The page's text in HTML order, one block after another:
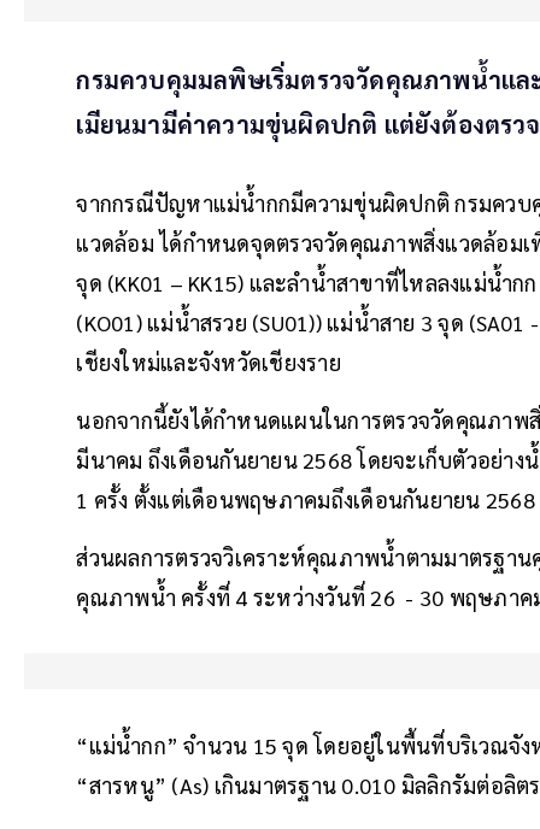
กรมควบคุมมลพิษเริ่มตรวจวัดคุณภาพน้ำแ
เมียนมามีค่าความขุ่นผิดปกติ แต่ยังต้องตรว
จากกรณีปัญหาแม่น้ำกกมีความขุ่นผิดปกติ กรมควบ
แวดล้อม ได้กำหนดจุดตรวจวัดคุณภาพสิ่งแวดล้อม
จุด (KK01 – KK15) และลำน้ำสาขาที่ไหลลงแม่น้ำ
(KO01) แม่น้ำสรวย (SU01)) แม่น้ำสาย 3 จุด
เชียงใหม่และจังหวัดเชียงราย
นอกจากนี้ยังได้กำหนดแผนในการตรวจวัดคุณภาพ
มีนาคม ถึงเดือนกันยายน 2568 โดยจะเก็บตัวอย่า
1 ครั้ง ตั้งแต่เดือนพฤษภาคมถึงเดือนกันยายน 2568
ส่วนผลการตรวจวิเคราะห์คุณภาพน้ำตามมาตรฐา
คุณภาพน้ำ ครั้งที่ 4 ระหว่างวันที่ 26 - 30 พฤษภา
“แม่น้ำกก” จำนวน 15 จุด โดยอยู่ในพื้นที่บริเวณจั
“สารหนู” (As) เกินมาตรฐาน 0.010 มิลลิกรัมต่อลิต